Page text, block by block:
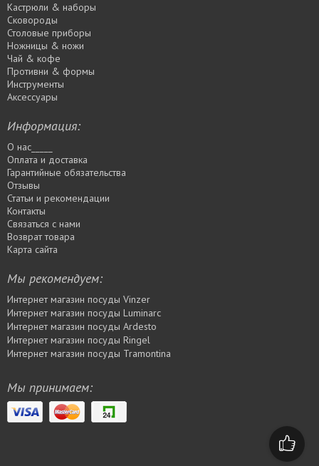
Кастрюли & наборы
Сковороды
Столовые приборы
Ножницы & ножи
Чай & кофе
Противни & формы
Инструменты
Аксессуары
Информация:
О нас_____
Оплата и доставка
Гарантийные обязательства
Отзывы
Статьи и рекомендации
Контакты
Связаться с нами
Возврат товара
Карта сайта
Мы рекомендуем:
Интернет магазин посуды Vinzer
Интернет магазин посуды Luminarc
Интернет магазин посуды Ardesto
Интернет магазин посуды Rіngel
Интернет магазин посуды Tramontina
Мы принимаем: